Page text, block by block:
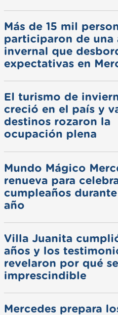
Más de 15 mil
participaron de una
invernal que
expectativas en
El turismo de
creció en el país y
destinos rozaron la
ocupación plena
Mundo Mágico
renueva para
cumpleaños
año
Villa Juanita
años y los
revelaron por qué
imprescindible
Mercedes prepara